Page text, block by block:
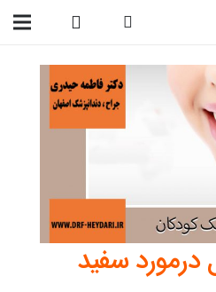
درمورد سفید